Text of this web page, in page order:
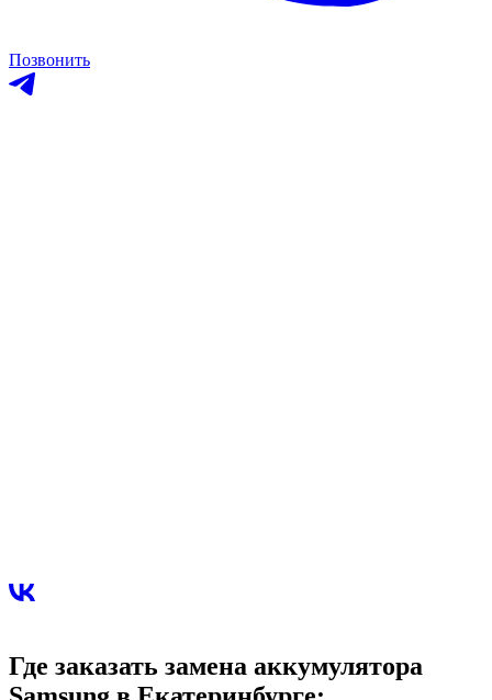
Позвонить
Где заказать замена аккумулятора